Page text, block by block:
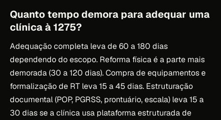
Quanto tempo demora para adequar uma
clínica à 1275?
Adequação completa leva de 60 a 180 dias
dependendo do escopo. Reforma física é a parte mais
demorada (30 a 120 dias). Compra de equipamentos e
formalização de RT leva 15 a 45 dias. Estruturação
documental (POP, PGRSS, prontuário, escala) leva 15 a
30 dias se a clínica usa plataforma estruturada de